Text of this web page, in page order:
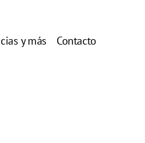
y más Contacto